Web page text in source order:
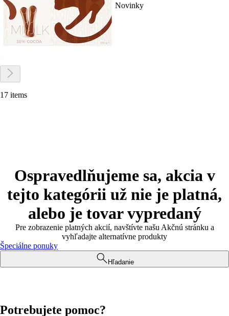
Novinky
17 items
Ospravedlňujeme sa, akcia v
tejto kategórii už nie je platná,
alebo je tovar vypredaný
Pre zobrazenie platných akcií, navštívte našu Akčnú stránku a
vyhľadajte alternatívne produkty
Špeciálne ponuky
Hľadanie
Potrebujete pomoc?